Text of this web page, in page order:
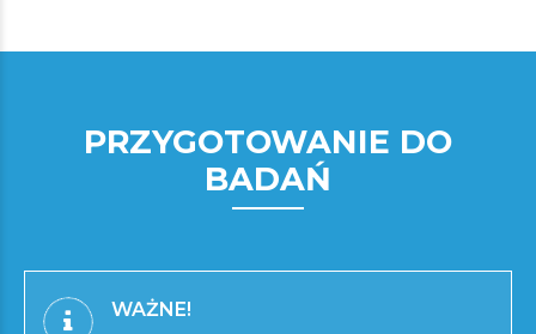
PRZYGOTOWANIE DO
BADAŃ
WAŻNE!